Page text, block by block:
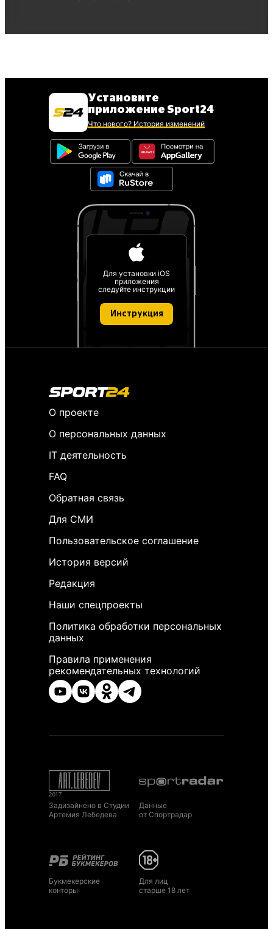
Установите
приложение Sport24
Что нового? История изменений
Для установки iOS
приложения
следуйте инструкции
Инструкция
О проекте
О персональных данных
IT деятельность
FAQ
Обратная связь
Для СМИ
Пользовательское соглашение
История версий
Редакция
Наши спецпроекты
Политика обработки персональных
данных
Правила применения
рекомендательных технологий
Задизайнено в Студии
Артемия Лебедева
Данные
от Спортрадар
Букмекерские
конторы
Для лиц
старше 18 лет